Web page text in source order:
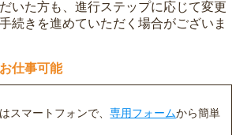
いた方も、進行ステップに応じて変更
続きを進めていただく場合がございま
仕事可能
スマートフォンで、専用フォームから簡単